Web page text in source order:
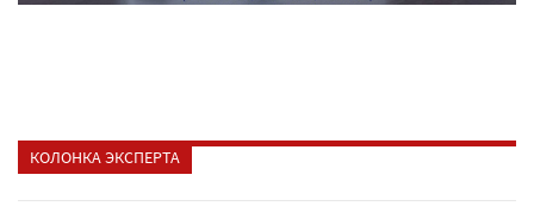
КОЛОНКА ЭКСПЕРТА